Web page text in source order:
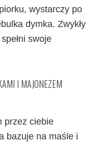
wystarczy po
dymka. Zwykły
swoje
I MAJONEZEM
przez ciebie
bazuje na maśle i